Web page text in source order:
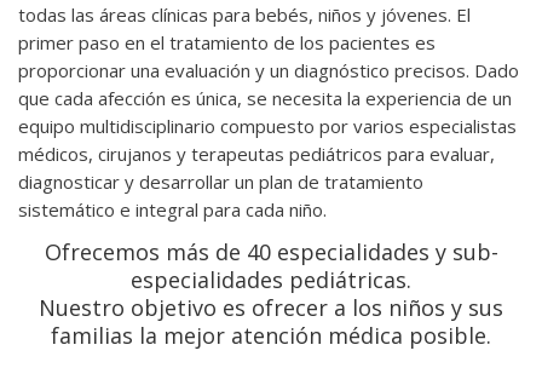
todas las áreas clínicas para bebés, niños y jóvenes. El
primer paso en el tratamiento de los pacientes es
proporcionar una evaluación y un diagnóstico precisos. Dado
que cada afección es única, se necesita la experiencia de un
equipo multidisciplinario compuesto por varios especialistas
médicos, cirujanos y terapeutas pediátricos para evaluar,
diagnosticar y desarrollar un plan de tratamiento
sistemático e integral para cada niño.
Ofrecemos más de 40 especialidades y sub-
especialidades pediátricas.
Nuestro objetivo es ofrecer a los niños y sus
familias la mejor atención médica posible.